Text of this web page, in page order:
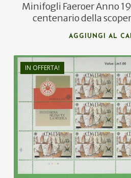
Minifogli Faeroer Anno
centenario della
AGGIUNGI AL
IN OFFERTA!
€7,00
€4,50